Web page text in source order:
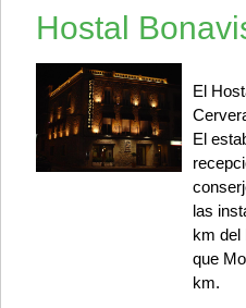
Hostal
El
El
las
km del
que
km.